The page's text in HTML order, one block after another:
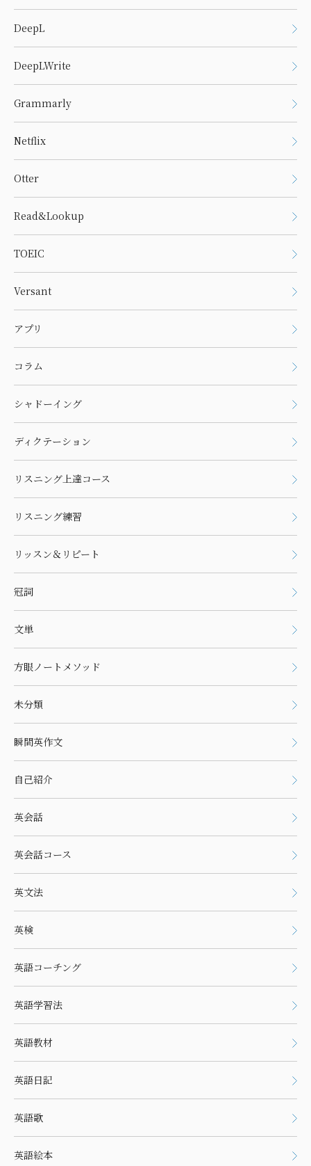
DeepL
DeepLWrite
Grammarly
Netflix
Otter
Read&Lookup
TOEIC
Versant
アプリ
コラム
シャドーイング
ディクテーション
リスニング上達コース
リスニング練習
リッスン＆リピート
冠詞
文単
方眼ノートメソッド
未分類
瞬間英作文
自己紹介
英会話
英会話コース
英文法
英検
英語コーチング
英語学習法
英語教材
英語日記
英語歌
英語絵本